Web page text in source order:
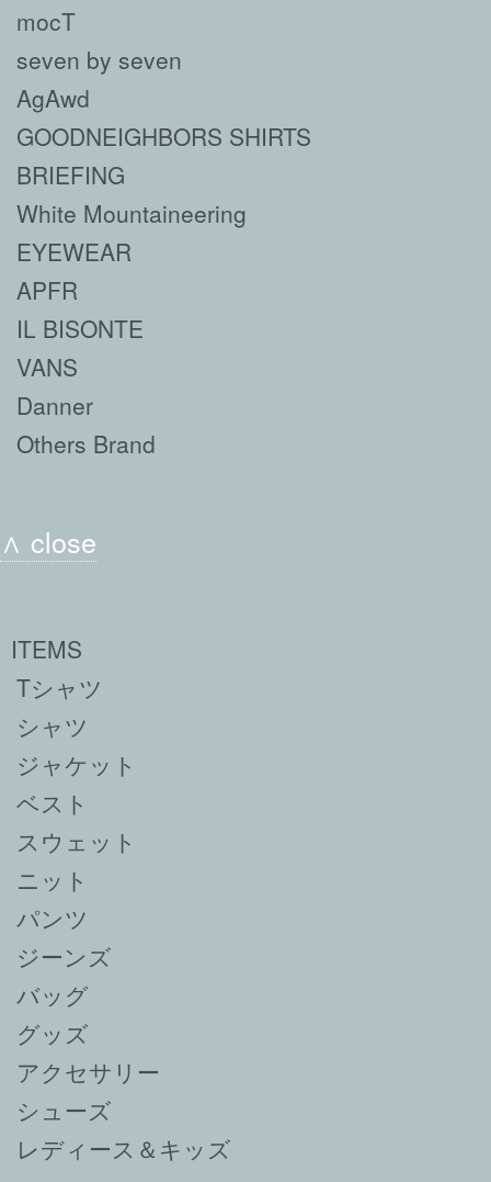
mocT
seven by seven
AgAwd
GOODNEIGHBORS SHIRTS
BRIEFING
White Mountaineering
EYEWEAR
APFR
IL BISONTE
VANS
Danner
Others Brand
∧ close
ITEMS
Tシャツ
シャツ
ジャケット
ベスト
スウェット
ニット
パンツ
ジーンズ
バッグ
グッズ
アクセサリー
シューズ
レディース＆キッズ